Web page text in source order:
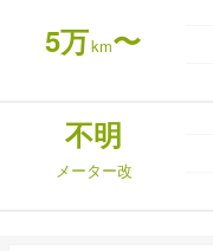
5万km〜
不明
メーター改